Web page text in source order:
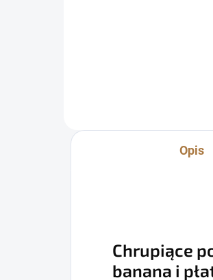
Opis
Chrupiące
banana i